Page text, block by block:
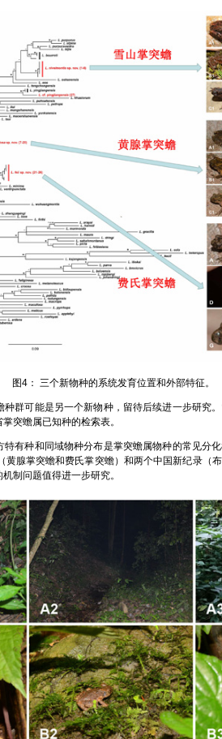
4： 三个新物种的系统发育位置和外部特征。
可能是另一个新物种，留待后续进一步研究
突蟾属已知种的检索表。
种和同域物种分布是掌突蟾属物种的常见分
腺掌突蟾和费氏掌突蟾）和两个中国新纪录（
制问题值得进一步研究。